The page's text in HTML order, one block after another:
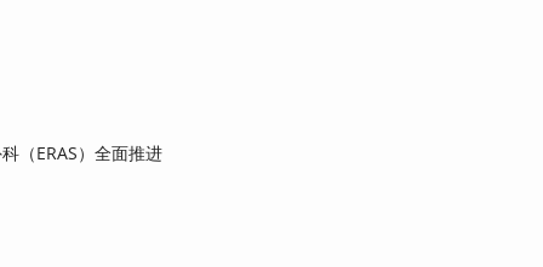
（ERAS）全面推进